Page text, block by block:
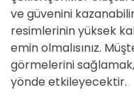
ve güvenini
resimlerinin yüksek
emin olmalısınız.
görmelerini
yönde etkileyecektir.